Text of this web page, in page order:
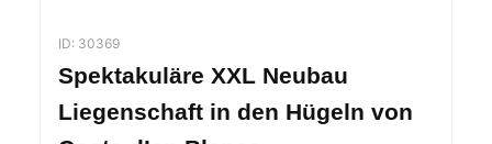
ID: 30369
Spektakuläre XXL Neubau
Liegenschaft in den Hügeln von